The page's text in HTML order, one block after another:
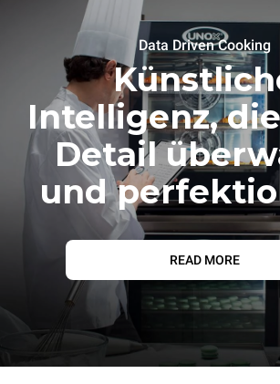
Data Driven Cooking
Intelligenz,
Detail
und
READ MORE